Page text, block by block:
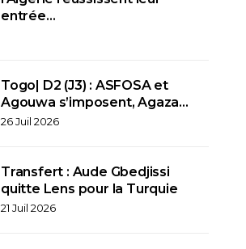
entrée…
Togo| D2 (J3) : ASFOSA et
Agouwa s’imposent, Agaza…
26 Juil 2026
Transfert : Aude Gbedjissi
quitte Lens pour la Turquie
21 Juil 2026